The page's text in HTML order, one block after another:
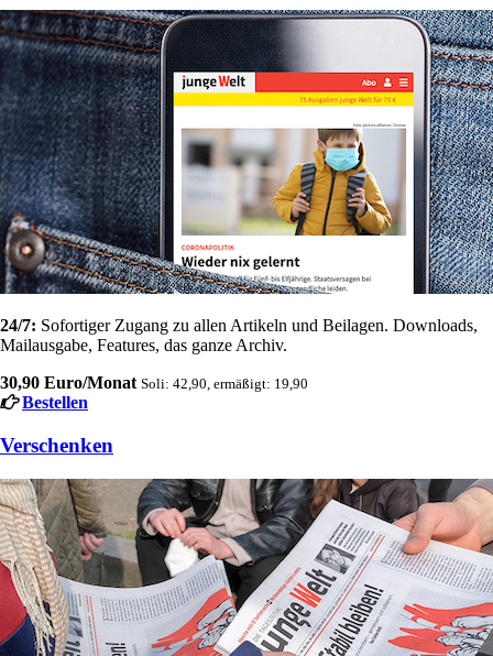
24/7: Sofortiger Zugang zu allen Artikeln und Beilagen. Downloads,
Mailausgabe, Features, das ganze Archiv.
30,90 Euro/Monat Soli: 42,90, ermäßigt: 19,90
Bestellen
Verschenken